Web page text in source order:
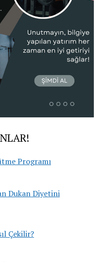
Programı
Dukan Diyetini
Çekilir?